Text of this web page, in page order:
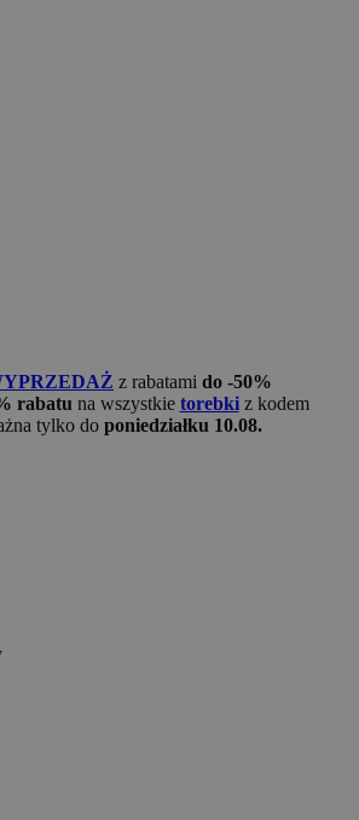
z rabatami do -50%
rabatu na wszystkie torebkiz kodem
tylko do poniedziałku 10.08.